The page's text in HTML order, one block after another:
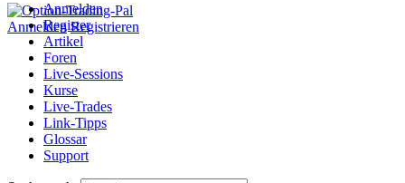
Anmelden Registrieren
Anmelden
Register
Artikel
Foren
Live-Sessions
Kurse
Live-Trades
Link-Tipps
Glossar
Support